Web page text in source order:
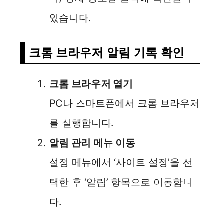
있습니다.
크롬 브라우저 알림 기록 확인
크롬 브라우저 열기
PC나 스마트폰에서 크롬 브라우저
를 실행합니다.
알림 관리 메뉴 이동
설정 메뉴에서 ‘사이트 설정’을 선
택한 후 ‘알림’ 항목으로 이동합니
다.